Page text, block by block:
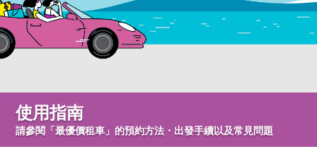
使用指南
請參閱「最優價租車」的預約方法・出發手續以及常見問題